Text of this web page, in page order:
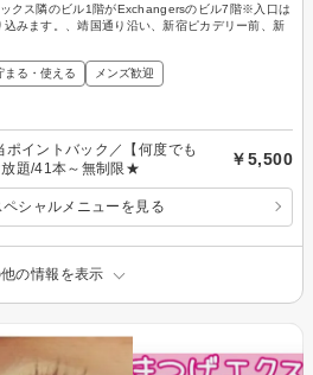
クス隣のビル1階がExchangersのビル7階※入口は
みます。、靖国通り沿い、新宿ピカデリー前、新
まる・使える メンズ歓迎
イントバック／【何度でも
題/41本～無制限★
￥5,500
シャルメニューを見る
の情報を表示